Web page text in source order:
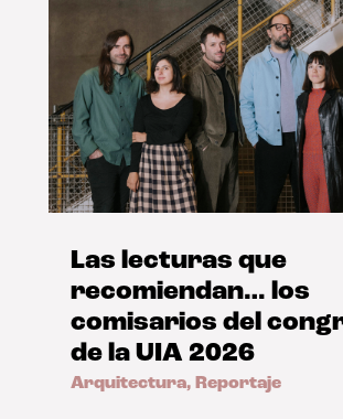
Las lecturas que
recomiendan… los
comisarios del
de la UIA 2026
Arquitectura, Reportaje